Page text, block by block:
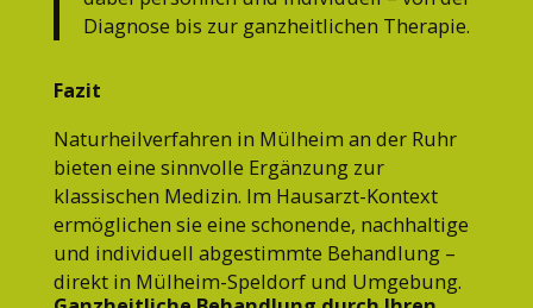
Diagnose bis zur ganzheitlichen Therapie.
Fazit
Naturheilverfahren in Mülheim an der Ruhr
bieten eine sinnvolle Ergänzung zur
klassischen Medizin. Im Hausarzt-Kontext
ermöglichen sie eine schonende, nachhaltige
und individuell abgestimmte Behandlung –
direkt in Mülheim-Speldorf und Umgebung.